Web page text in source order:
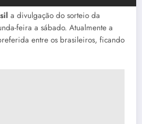
a divulgação do sorteio da
feira a sábado. Atualmente a
entre os brasileiros, ficando